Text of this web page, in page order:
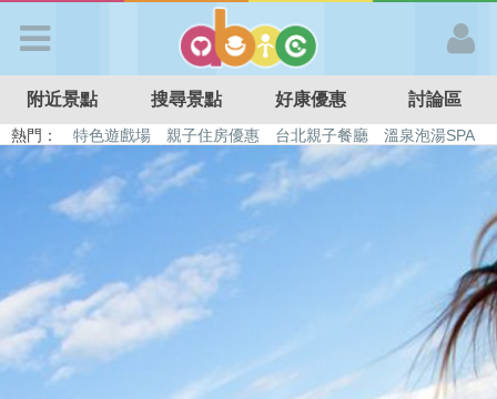
APP登入
首 頁
搜尋景點
好康優惠
附近景點 搜尋景點 好康優惠 討論區
熱門： 特色遊戲場 親子住房優惠 台北親子餐廳
溫泉泡湯SPA
溜滑梯民宿
觀光工廠 日本親子景點